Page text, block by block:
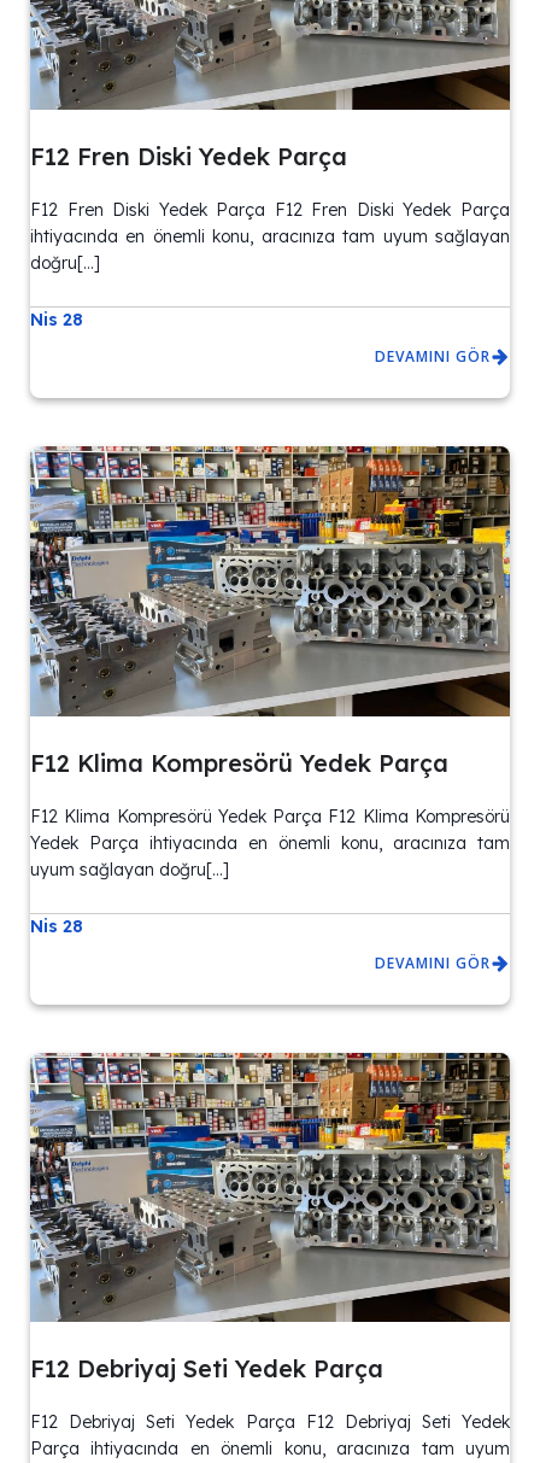
F12 Fren Diski Yedek Parça
F12 Fren Diski Yedek Parça F12 Fren Diski Yedek Parça
ihtiyacında en önemli konu, aracınıza tam uyum sağlayan
doğru[…]
Nis 28
DEVAMINI GÖR
F12 Klima Kompresörü Yedek Parça
F12 Klima Kompresörü Yedek Parça F12 Klima Kompresörü
Yedek Parça ihtiyacında en önemli konu, aracınıza tam
uyum sağlayan doğru[…]
Nis 28
DEVAMINI GÖR
F12 Debriyaj Seti Yedek Parça
F12 Debriyaj Seti Yedek Parça F12 Debriyaj Seti Yedek
Parça ihtiyacında en önemli konu, aracınıza tam uyum